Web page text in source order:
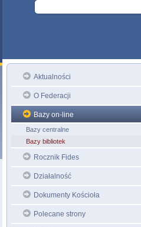
Aktualności
O Federacji
Bazy on-line
Bazy centralne
Bazy bibliotek
Rocznik Fides
Działalność
Dokumenty Kościoła
Polecane strony